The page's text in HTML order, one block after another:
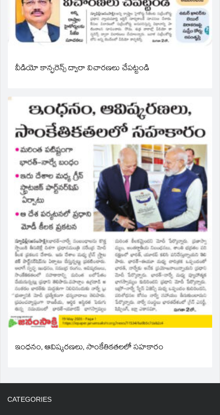
వీడియో కాన్ఫరెన్స్ ద్వారా విచారణలు చేపట్టండి
ఇంధనం, ఆవిష్కరణలు, సాంకేతికతలలో సహకారం
CATEGORIES